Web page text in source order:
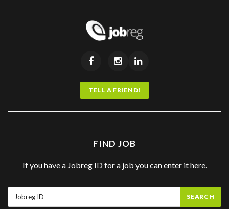
TELL A FRIEND!
FIND JOB
If you have a Jobreg ID for a job you can enter it here.
SEARCH